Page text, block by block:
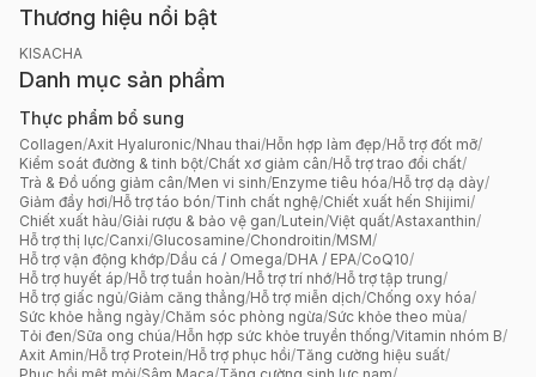
Thương hiệu nổi bật
KISACHA
Danh mục sản phẩm
Thực phẩm bổ sung
Collagen/Axit Hyaluronic/Nhau thai/Hỗn hợp làm đẹp/Hỗ trợ đốt mỡ/
Kiểm soát đường & tinh bột/Chất xơ giảm cân/Hỗ trợ trao đổi chất/
Trà & Đồ uống giảm cân/Men vi sinh/Enzyme tiêu hóa/Hỗ trợ dạ dày/
Giảm đầy hơi/Hỗ trợ táo bón/Tinh chất nghệ/Chiết xuất hến Shijimi/
Chiết xuất hàu/Giải rượu & bảo vệ gan/Lutein/Việt quất/Astaxanthin/
Hỗ trợ thị lực/Canxi/Glucosamine/Chondroitin/MSM/
Hỗ trợ vận động khớp/Dầu cá / Omega/DHA / EPA/CoQ10/
Hỗ trợ huyết áp/Hỗ trợ tuần hoàn/Hỗ trợ trí nhớ/Hỗ trợ tập trung/
Hỗ trợ giấc ngủ/Giảm căng thẳng/Hỗ trợ miễn dịch/Chống oxy hóa/
Sức khỏe hằng ngày/Chăm sóc phòng ngừa/Sức khỏe theo mùa/
Tỏi đen/Sữa ong chúa/Hỗn hợp sức khỏe truyền thống/Vitamin nhóm B/
Axit Amin/Hỗ trợ Protein/Hỗ trợ phục hồi/Tăng cường hiệu suất/